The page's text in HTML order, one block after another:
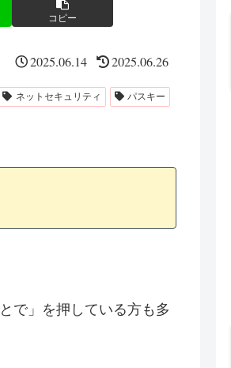
コピー
2025.06.14 2025.06.26
ネットセキュリティ パスキー
で」を押している方も多